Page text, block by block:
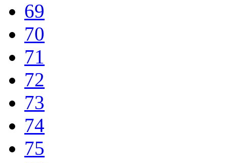
69
70
71
72
73
74
75